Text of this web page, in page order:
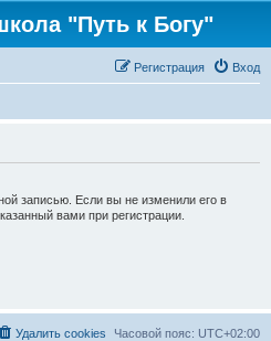
"Путь к Богу"
Вход
Регистрация
записью. Если вы не изменили его в
вами при регистрации.
Часовой пояс: UTC+02:00
Удалить cookies